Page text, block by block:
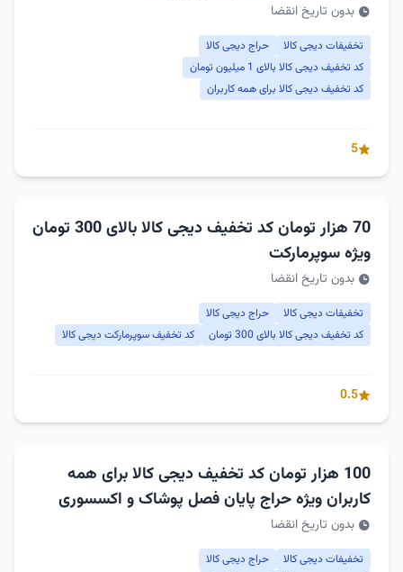
بدون تاریخ انقضا
تخفیفات دیجی کالا
حراج دیجی کالا
کد تخفیف دیجی کالا بالای 1 میلیون تومان
کد تخفیف دیجی کالا برای همه کاربران
5
70 هزار تومان کد تخفیف دیجی کالا بالای 300 تومان
ویژه سوپرمارکت
بدون تاریخ انقضا
تخفیفات دیجی کالا
حراج دیجی کالا
کد تخفیف دیجی کالا بالای 300 تومان
کد تخفیف سوپرمارکت دیجی کالا
0.5
100 هزار تومان کد تخفیف دیجی کالا برای همه
کاربران ویژه حراج پایان فصل پوشاک و اکسسوری
بدون تاریخ انقضا
تخفیفات دیجی کالا
حراج دیجی کالا